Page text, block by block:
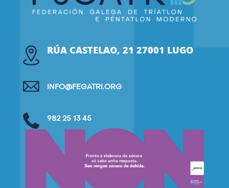
RÚA CASTELAO, 21 27001 LUGO
INFO@FEGATRI.ORG
982 25 13 45